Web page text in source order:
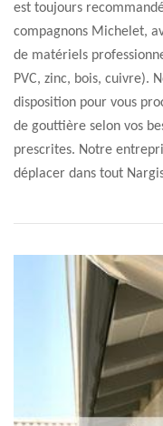
est toujours
compagnons Michelet,
de matériels
PVC, zinc, bois, cuivre).
disposition pour vous
de gouttière selon vos
prescrites. Notre
déplacer dans tout